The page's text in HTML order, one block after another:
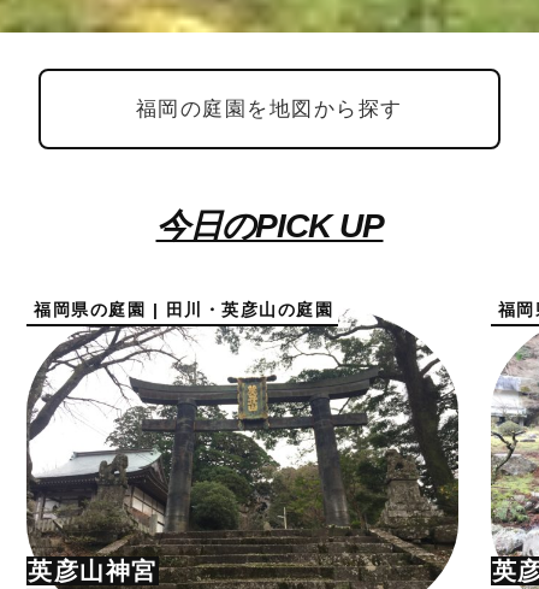
福岡の庭園を地図から探す
今日のPICK UP
福岡県の庭園 | 田川・英彦山の庭園
英彦山神宮
福
英